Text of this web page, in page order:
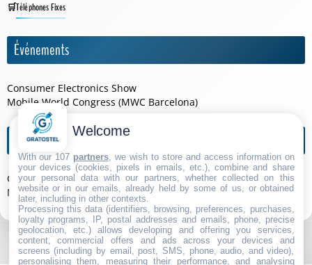
Téléphones Fixes
Événements
Consumer Electronics Show
Mobile World Congress (MWC Barcelona)
Agendas de l'année
Consumer Electronics Show 2026
Mobile World Congress (MWC Barcelona) 2026
Welcome
With our 107 partners, we wish to store and access information on
your devices (cookies, pixels in emails, etc.), combine and share
your personal data with our partners, whether collected on this
website or in our emails, already held by some of us, or obtained
later, including in other contexts.
Processing this data (identifiers, browsing, preferences, purchases,
loyalty programs, IP, postal addresses and emails, phone, precise
geolocation, etc.) allows developing and offering you services,
content, commercial offers and ads across your devices and
screens (including by email, post, SMS, phone, audio, and video),
personalising them, measuring their performance, and analysing